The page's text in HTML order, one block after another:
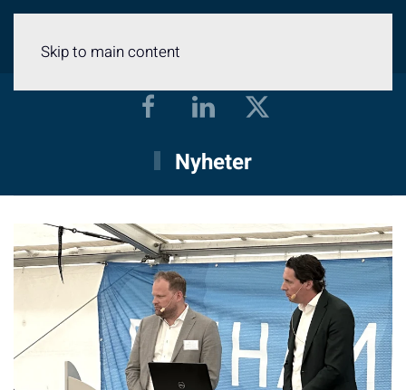
Skip to main content
Nyheter